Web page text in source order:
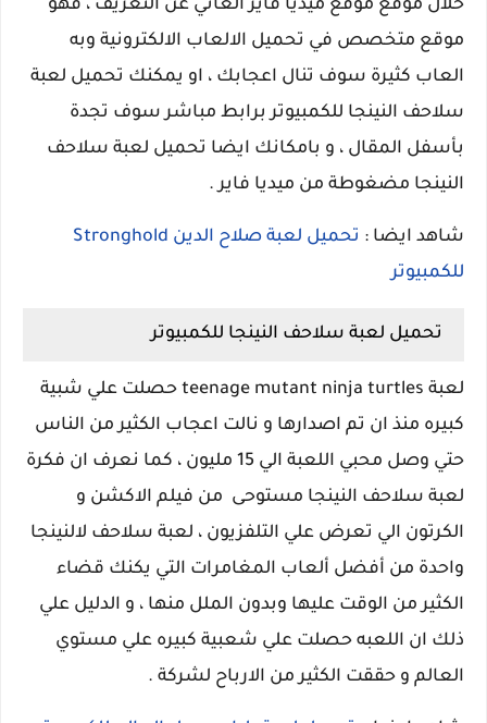
خلال موقع موقع ميديا فاير الغاني عن التعريف ، فهو
موقع متخصص في تحميل الالعاب الالكترونية وبه
العاب كثيرة سوف تنال اعجابك ، او يمكنك تحميل لعبة
سلاحف النينجا للكمبيوتر برابط مباشر سوف تجدة
بأسفل المقال ، و بامكانك ايضا تحميل لعبة سلاحف
النينجا مضغوطة من ميديا فاير .
شاهد ايضا :
للكمبيوتر
تحميل لعبة سلاحف النينجا للكمبيوتر
لعبة teenage mutant ninja turtles حصلت علي شبية
كبيره منذ ان تم اصدارها و نالت اعجاب الكثير من الناس
حتي وصل محبي اللعبة الي 15 مليون ، كما نعرف ان فكرة
لعبة سلاحف النينجا مستوحى من فيلم الاكشن و
الكرتون الي تعرض علي التلفزيون ، لعبة سلاحف لالنينجا
واحدة من أفضل ألعاب المغامرات التي يكنك قضاء
الكثير من الوقت عليها وبدون الملل منها ، و الدليل علي
ذلك ان اللعبه حصلت علي شعبية كبيره علي مستوي
العالم و حققت الكثير من الارباح لشركة .